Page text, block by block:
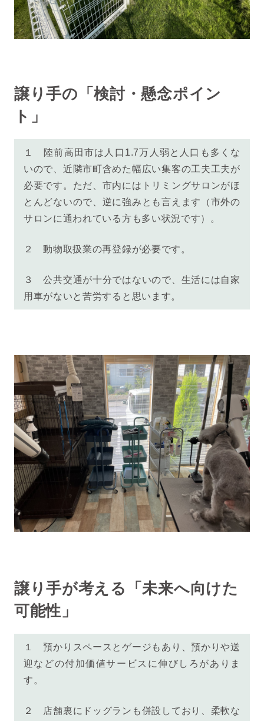
譲り手の「検討・懸念ポイン
ト」
１ 陸前高田市は人口1.7万人弱と人口も多くな
いので、近隣市町含めた幅広い集客の工夫工夫が
必要です。ただ、市内にはトリミングサロンがほ
とんどないので、逆に強みとも言えます（市外の
サロンに通われている方も多い状況です）。
２ 動物取扱業の再登録が必要です。
３ 公共交通が十分ではないので、生活には自家
用車がないと苦労すると思います。
譲り手が考える「未来へ向けた
可能性」
１ 預かりスペースとゲージもあり、預かりや送
迎などの付加価値サービスに伸びしろがありま
す。
２ 店舗裏にドッグランも併設しており、 柔軟な